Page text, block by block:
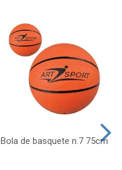
Bola de basquete n.7 75cm